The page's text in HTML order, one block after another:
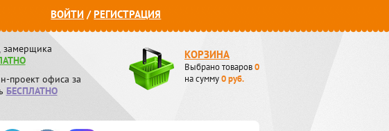
ВОЙТИ /РЕГИСТРАЦИЯ
замерщика
проект офиса за
БЕСПЛАТНО
КОРЗИНА
Выбрано товаров0
на сумму0руб.